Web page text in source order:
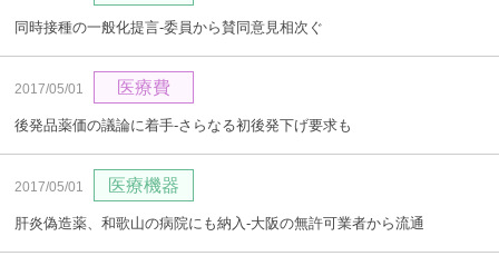
同時接種の一般化提言‐委員から賛同意見相次ぐ
2017/05/01 医療費
後発品薬価の議論に着手‐さらなる初後発下げ要求も
2017/05/01 医療機器
肝炎偽造薬、和歌山の病院にも納入‐大阪の無許可業者から流通